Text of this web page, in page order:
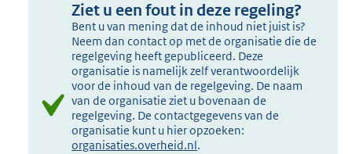
Ziet u een fout in deze regeling?
Bent u van mening dat de inhoud niet juist is?
Neem dan contact op met de organisatie die de
regelgeving heeft gepubliceerd. Deze
organisatie is namelijk zelf verantwoordelijk
voor de inhoud van de regelgeving. De naam
van de organisatie ziet u bovenaan de
regelgeving. De contactgegevens van de
organisatie kunt u hier opzoeken:
organisaties.overheid.nl.